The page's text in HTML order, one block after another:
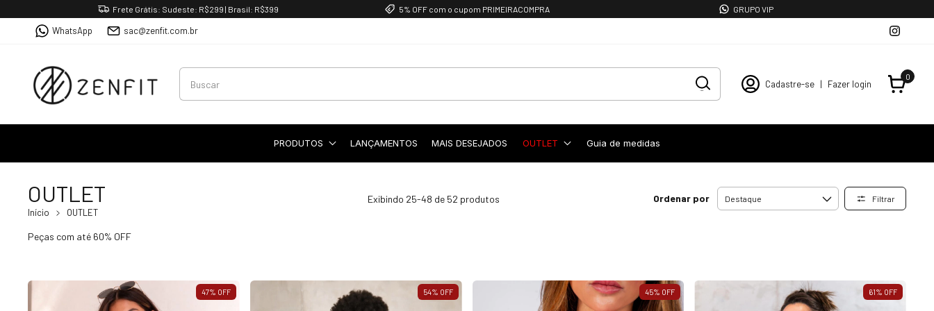
Frete Grátis: Sudeste: R$299 | Brasil: R$399 5% OFF com o cupom PRIMEIRACOMPRA GRUPO VIP
WhatsApp sac@zenfit.com.br
Cadastre-se | Fazer login
0
PRODUTOS LANÇAMENTOS MAIS DESEJADOS OUTLET Guia de medidas
OUTLET
Início OUTLET
Exibindo 25-48 de 52 produtos Ordenar por Filtrar
Peças com até 60% OFF
47% OFF 54% OFF 45% OFF 61% OFF